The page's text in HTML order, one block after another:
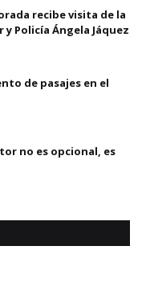
recibe visita de la
Policía Ángela Jáquez
de pasajes en el
no es opcional, es